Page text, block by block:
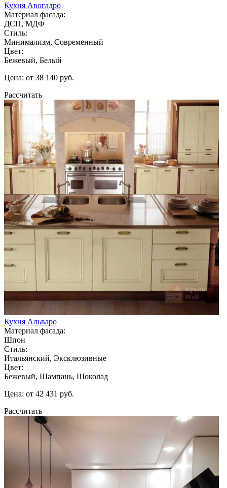
Кухня Авогадро
Материал фасада:
ДСП, МДФ
Стиль:
Минимализм, Современный
Цвет:
Бежевый, Белый
Цена: от 38 140 руб.
Рассчитать
Кухня Альваро
Материал фасада:
Шпон
Стиль:
Итальянский, Эксклюзивные
Цвет:
Бежевый, Шампань, Шоколад
Цена: от 42 431 руб.
Рассчитать